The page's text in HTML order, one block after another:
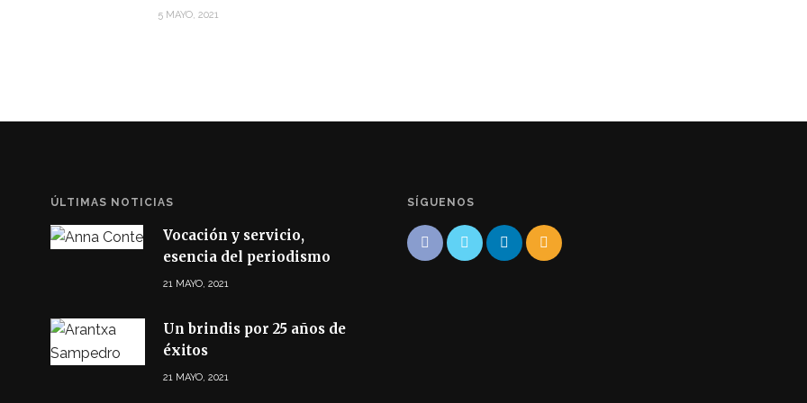
5 MAYO, 2021
ÚLTIMAS NOTICIAS
Vocación y servicio,
esencia del periodismo
21 MAYO, 2021
Un brindis por 25 años de
éxitos
21 MAYO, 2021
SÍGUENOS